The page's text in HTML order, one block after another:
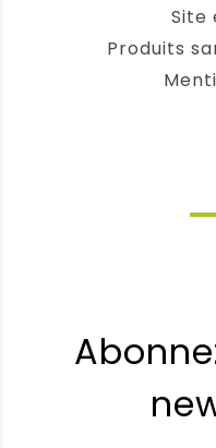
Site
Produits